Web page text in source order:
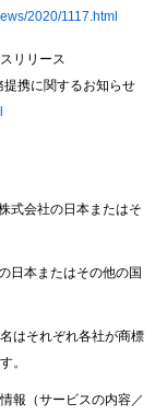
2020/1117.html
リリース
携に関するお知らせ
式会社の日本またはそ
日本またはその他の国
はそれぞれ各社が商標
。
報（サービスの内容／